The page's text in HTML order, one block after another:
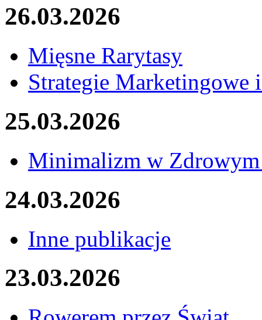
26.03.2026
Mięsne Rarytasy
Strategie Marketingowe
25.03.2026
Minimalizm w
24.03.2026
Inne publikacje
23.03.2026